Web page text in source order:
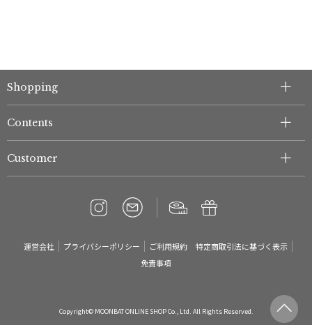
Shopping
Contents
Customer
運営会社 プライバシーポリシー ご利用規約
特定商取引法に基づく表示
免責事項
Copyright© MOONBAT ONLINE SHOP Co., Ltd. All Rights Reserved.